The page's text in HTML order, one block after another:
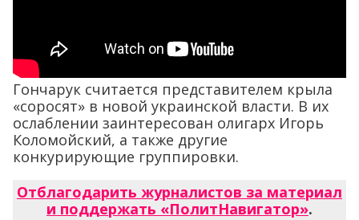
Гончарук считается представителем крыла
«соросят» в новой украинской власти. В их
ослаблении заинтересован олигарх Игорь
Коломойский, а также другие
конкурирующие группировки.
Отблагодарить журналистов за материал
и поддержать «ПолитНавигатор».